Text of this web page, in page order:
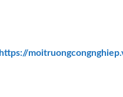
https://